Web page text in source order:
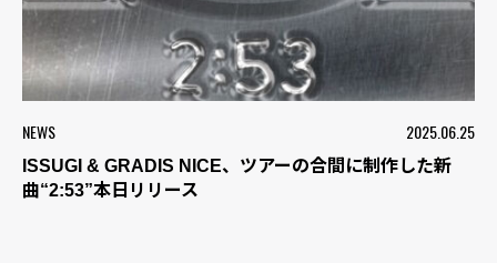
NEWS 2025.06.25
ISSUGI & GRADIS NICE、ツアーの合間に制作した新
曲“2:53”本日リリース